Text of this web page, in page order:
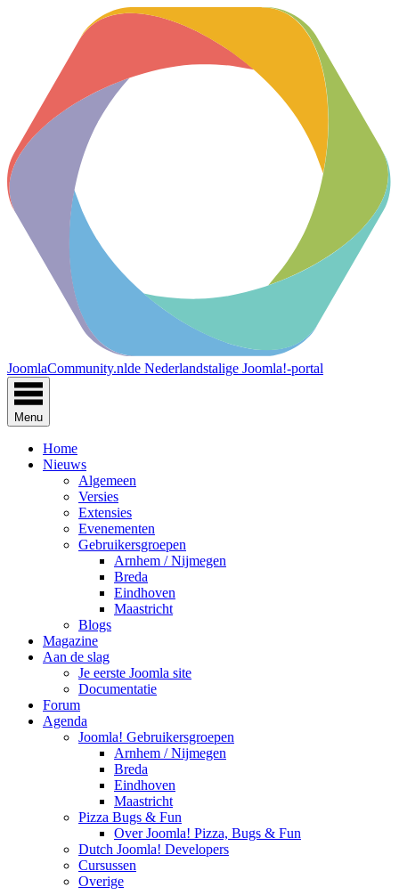
JoomlaCommunity.nlde Nederlandstalige Joomla!-portal
Menu
Home
Nieuws
Algemeen
Versies
Extensies
Evenementen
Gebruikersgroepen
Arnhem / Nijmegen
Breda
Eindhoven
Maastricht
Blogs
Magazine
Aan de slag
Je eerste Joomla site
Documentatie
Forum
Agenda
Joomla! Gebruikersgroepen
Arnhem / Nijmegen
Breda
Eindhoven
Maastricht
Pizza Bugs & Fun
Over Joomla! Pizza, Bugs & Fun
Dutch Joomla! Developers
Cursussen
Overige